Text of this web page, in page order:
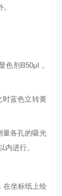
色剂B50μl，
时蓝色立转黄
量各孔的吸光
内进行。
在坐标纸上绘